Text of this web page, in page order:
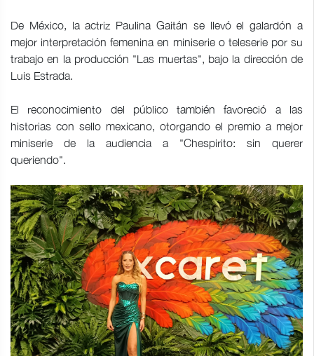
De México, la actriz Paulina Gaitán se llevó el galardón a
mejor interpretación femenina en miniserie o teleserie por su
trabajo en la producción "Las muertas", bajo la dirección de
Luis Estrada.
El reconocimiento del público también favoreció a las
historias con sello mexicano, otorgando el premio a mejor
miniserie de la audiencia a "Chespirito: sin querer
queriendo".